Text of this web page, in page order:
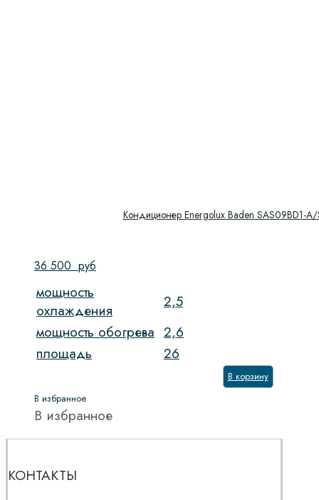
Кондиционер Energolux Baden SAS09BD1-
36 500 руб
мощность
охлаждения
2,5
мощность обогрева 2,6
площадь
26
В корзину
В избранное
В избранное
КОНТАКТЫ